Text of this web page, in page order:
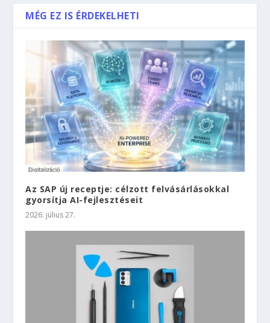
MÉG EZ IS ÉRDEKELHETI
Az SAP új receptje: célzott felvásárlásokkal
gyorsítja AI-fejlesztéseit
2026. július 27.